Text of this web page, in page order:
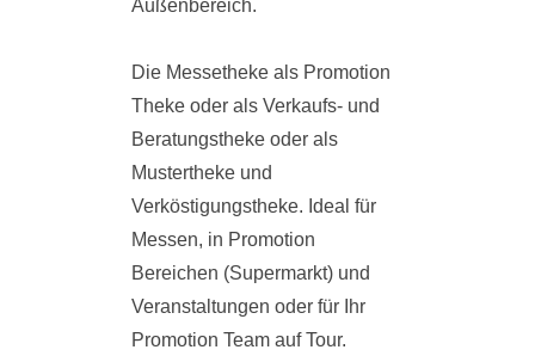
Außenbereich.
Die Messetheke als Promotion
Theke oder als Verkaufs- und
Beratungstheke oder als
Mustertheke und
Verköstigungstheke. Ideal für
Messen, in Promotion
Bereichen (Supermarkt) und
Veranstaltungen oder für Ihr
Promotion Team auf Tour.